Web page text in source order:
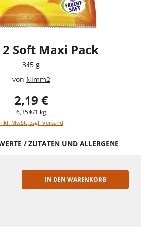
Soft Maxi Pack
345 g
von Nimm2
2,19 €
6,35 €/1 kg
inkl. MwSt., zzgl. Versand
/ ZUTATEN UND ALLERGENE
ERHÖHEN
IN DEN WARENKORB